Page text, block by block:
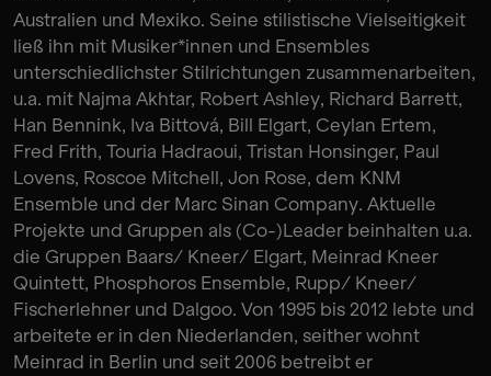
Australien und Mexiko. Seine stilistische Vielseitigkeit
ließ ihn mit Musiker*innen und Ensembles
unterschiedlichster Stilrichtungen zusammenarbeiten,
u.a. mit Najma Akhtar, Robert Ashley, Richard Barrett,
Han Bennink, Iva Bittová, Bill Elgart, Ceylan Ertem,
Fred Frith, Touria Hadraoui, Tristan Honsinger, Paul
Lovens, Roscoe Mitchell, Jon Rose, dem KNM
Ensemble und der Marc Sinan Company. Aktuelle
Projekte und Gruppen als (Co-)Leader beinhalten u.a.
die Gruppen Baars/ Kneer/ Elgart, Meinrad Kneer
Quintett, Phosphoros Ensemble, Rupp/ Kneer/
Fischerlehner und Dalgoo. Von 1995 bis 2012 lebte und
arbeitete er in den Niederlanden, seither wohnt
Meinrad in Berlin und seit 2006 betreibt er